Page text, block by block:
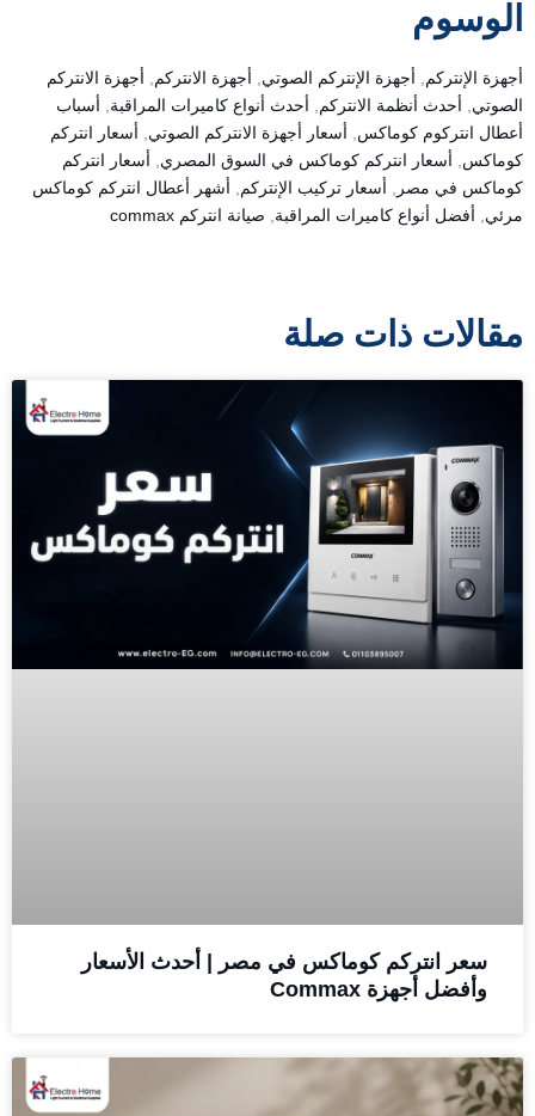
الوسوم
أجهزة الإنتركم, أجهزة الإنتركم الصوتي, أجهزة الانتركم, أجهزة الانتركم
الصوتي, أحدث أنظمة الانتركم, أحدث أنواع كاميرات المراقبة, أسباب
أعطال انتركوم كوماكس, أسعار أجهزة الانتركم الصوتي, أسعار انتركم
كوماكس, أسعار انتركم كوماكس في السوق المصري, أسعار انتركم
كوماكس في مصر , أسعار تركيب الإنتركم, أشهر أعطال انتركم كوماكس
مرئي, أفضل أنواع كاميرات المراقبة, صيانة انتركم commax
مقالات ذات صلة
سعر انتركم كوماكس في مصر | أحدث الأسعار
وأفضل أجهزة Commax